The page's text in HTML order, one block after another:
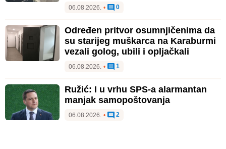
06.08.2026. • 0
Određen pritvor osumnjičenima da
su starijeg muškarca na Karaburmi
vezali golog, ubili i opljačkali
06.08.2026. • 1
Ružić: I u vrhu SPS-a alarmantan
manjak samopoštovanja
06.08.2026. • 2